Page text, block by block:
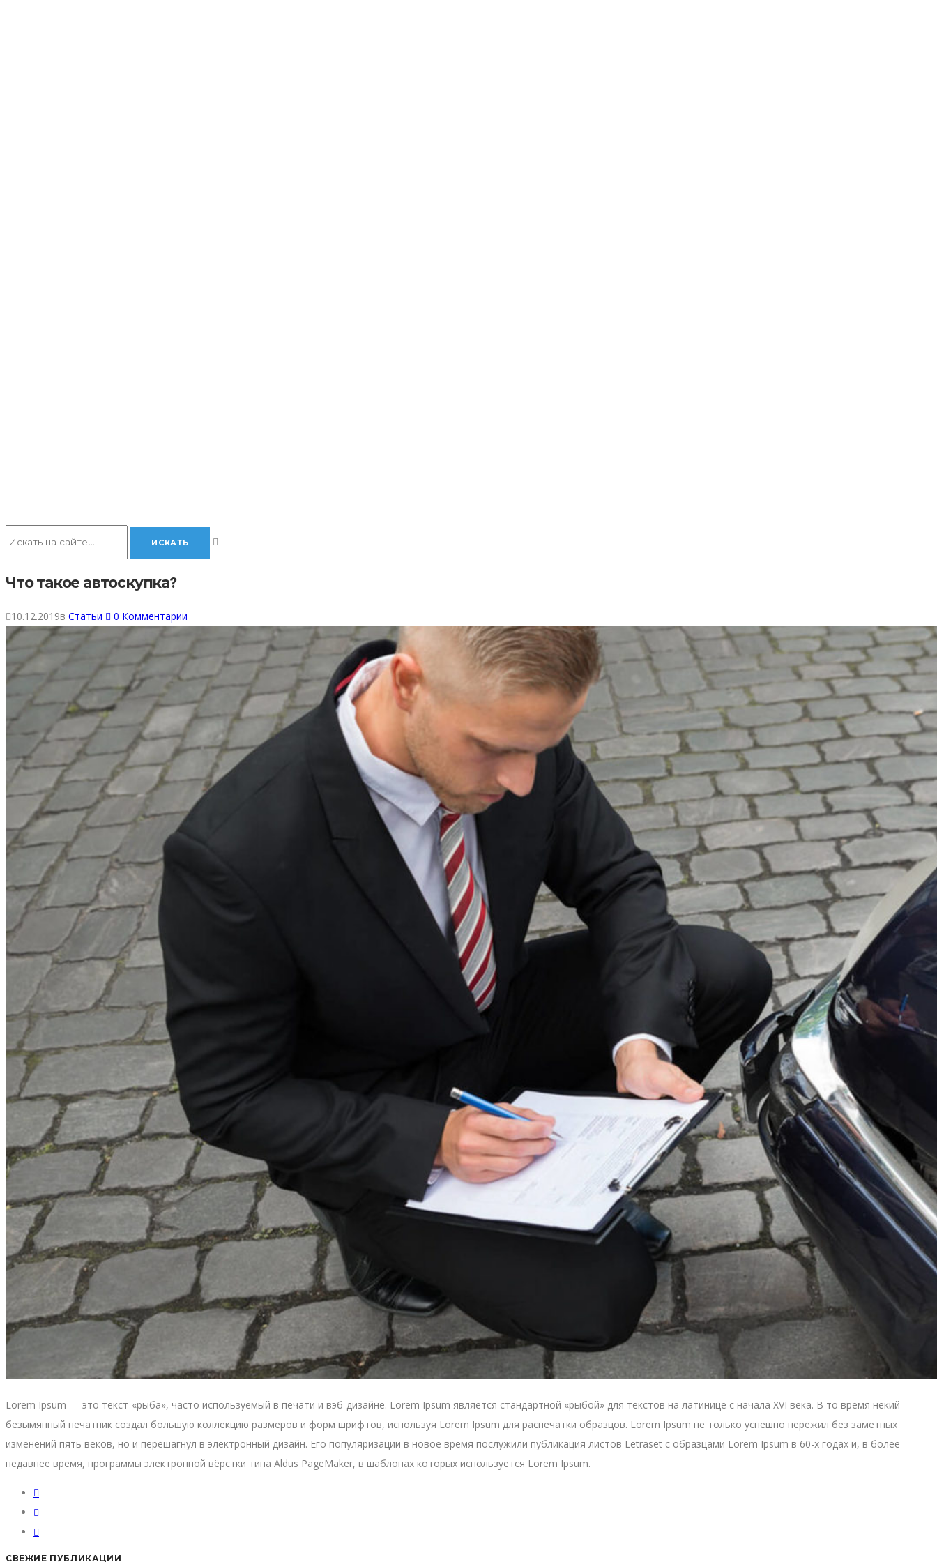
Что такое автоскупка?
10.12.2019в Статьи 0 Комментарии
Lorem Ipsum — это текст-«рыба», часто используемый в печати и вэб-дизайне. Lorem Ipsum является стандартной «рыбой» для текстов на латинице с начала XVI века. В то время некий
безымянный печатник создал большую коллекцию размеров и форм шрифтов, используя Lorem Ipsum для распечатки образцов. Lorem Ipsum не только успешно пережил без заметных
изменений пять веков, но и перешагнул в электронный дизайн. Его популяризации в новое время послужили публикация листов Letraset с образцами Lorem Ipsum в 60-х годах и, в более
недавнее время, программы электронной вёрстки типа Aldus PageMaker, в шаблонах которых используется Lorem Ipsum.
СВЕЖИЕ ПУБЛИКАЦИИ